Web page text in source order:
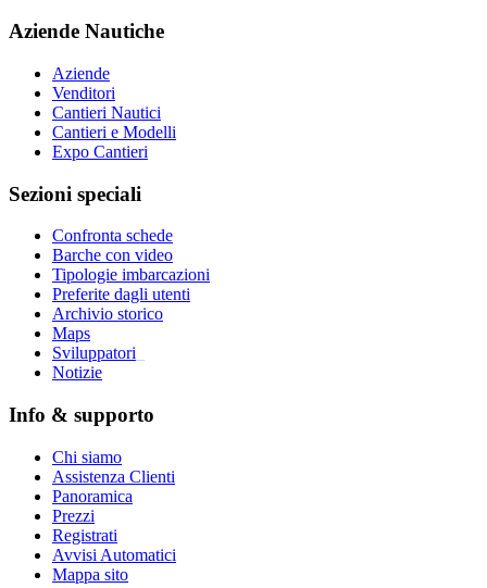
Aziende Nautiche
Aziende
Venditori
Cantieri Nautici
Cantieri e Modelli
Expo Cantieri
Sezioni speciali
Confronta schede
Barche con video
Tipologie imbarcazioni
Preferite dagli utenti
Archivio storico
Maps
Sviluppatori
Notizie
Info & supporto
Chi siamo
Assistenza Clienti
Panoramica
Prezzi
Registrati
Avvisi Automatici
Mappa sito